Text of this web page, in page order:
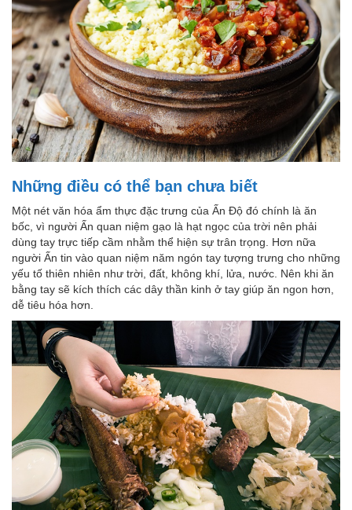
Những điều có thể bạn chưa biết
Một nét văn hóa ẩm thực đặc trưng của Ấn Độ đó chính là ăn
bốc, vì người Ấn quan niệm gạo là hạt ngọc của trời nên phải
dùng tay trực tiếp cầm nhằm thể hiện sự trân trọng. Hơn nữa
người Ấn tin vào quan niệm năm ngón tay tượng trưng cho những
yếu tố thiên nhiên như trời, đất, không khí, lửa, nước. Nên khi ăn
bằng tay sẽ kích thích các dây thần kinh ở tay giúp ăn ngon hơn,
dễ tiêu hóa hơn.